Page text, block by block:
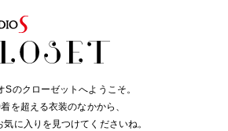
Sのクローゼットへようこそ。
を超える衣装のなかから、
気に入りを見つけてくださいね。